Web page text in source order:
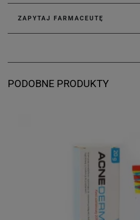
ZAPYTAJ FARMACEUTĘ
PODOBNE PRODUKTY